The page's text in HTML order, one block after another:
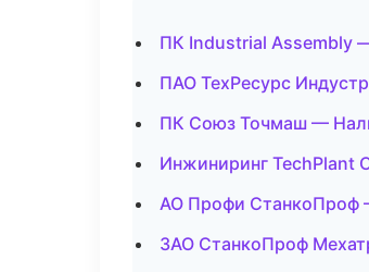
ПК Industrial Assembly
ПАО ТехРесурс
ПК Союз Точмаш —
Инжиниринг
АО Профи СтанкоПроф
ЗАО СтанкоПроф